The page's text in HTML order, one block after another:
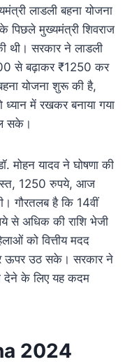
लाडली बहना योजना
मुख्यमंत्री शिवराज
थी। सरकार ने लाडली
से बढ़ाकर ₹1250 कर
योजना शुरू की है,
ध्यान में रखकर बनाया गया
सके।
मोहन यादव ने घोषणा की
1250 रुपये, आज
गौरतलब है कि 14वीं
से अधिक की राशि भेजी
को वित्तीय मदद
ऊपर उठ सके। सरकार ने
देने के लिए यह कदम
2024